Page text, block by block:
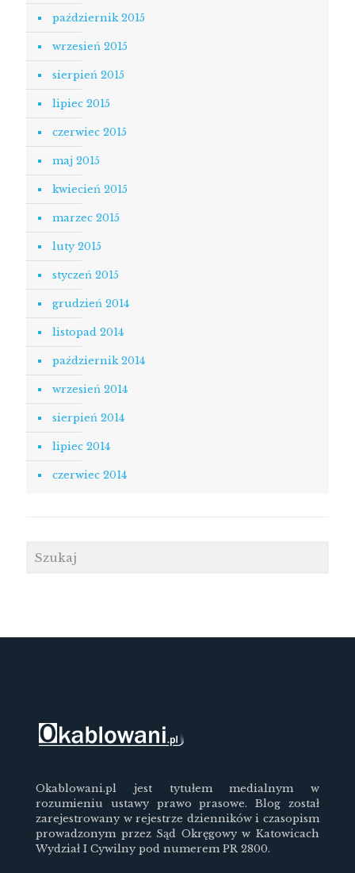
październik 2015
wrzesień 2015
sierpień 2015
lipiec 2015
czerwiec 2015
maj 2015
kwiecień 2015
marzec 2015
luty 2015
styczeń 2015
grudzień 2014
listopad 2014
październik 2014
wrzesień 2014
sierpień 2014
lipiec 2014
czerwiec 2014
Okablowani.pl jest tytułem medialnym w
rozumieniu ustawy prawo prasowe. Blog został
zarejestrowany w rejestrze dzienników i czasopism
prowadzonym przez Sąd Okręgowy w Katowicach
Wydział I Cywilny pod numerem PR 2800.